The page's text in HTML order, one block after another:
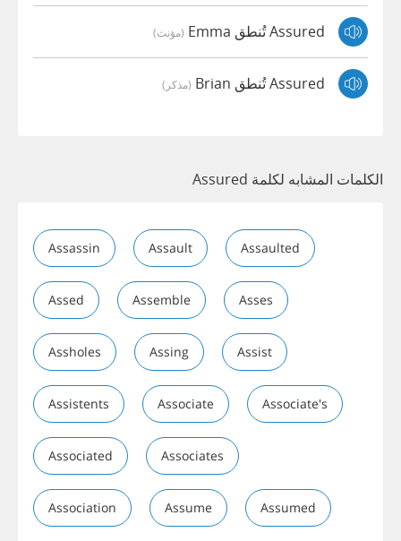
Assured تُنطق Emma (مؤنث)
Assured تُنطق Brian (مذكر)
الكلمات المشابه لكلمة Assured
Assassin Assault Assaulted
Assed Assemble Asses
Assholes Assing Assist
Assistents Associate Associate's
Associated Associates
Association Assume Assumed